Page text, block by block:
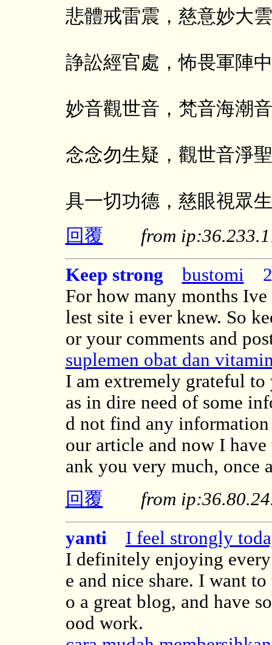
悲體戒雷震，慈意妙大
諍訟經官處，怖畏軍陣
妙音觀世音，梵音海潮
念念勿生疑，觀世音淨
具一切功德，慈眼視眾
回覆
from
Keep strong
bustomi
For how many months
lest site i ever knew. So
or your comments and
suplemen obat dan
I am extremely grateful
as in dire need of some
d not find any
our article and now I
ank you very much, once
回覆
from
yanti
I feel strongly
I definitely enjoying
e and nice share. I want
o a great blog, and have
ood work.